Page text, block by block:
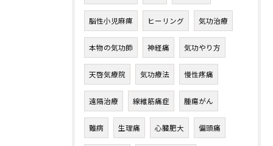
脳性小児麻痺 ヒーリング 気功治療
本物の気功師 神経痛 気功やり方
天啓気療院 気功療法 慢性疼痛
遠隔治療 線維筋痛症 腫瘍がん
難病 生理痛 心臓肥大 偏頭痛